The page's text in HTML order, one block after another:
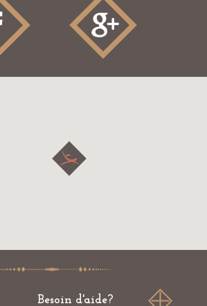
Besoin d'aide?